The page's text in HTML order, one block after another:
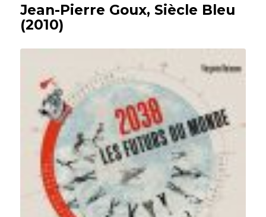
Jean-Pierre Goux, Siècle Bleu
(2010)